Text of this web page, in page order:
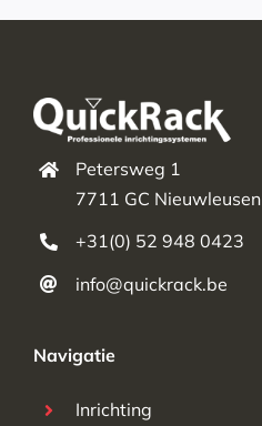
Petersweg 1
7711 GC Nieuwleusen
+31(0) 52 948 0423
info@quickrack.be
Navigatie
Inrichting